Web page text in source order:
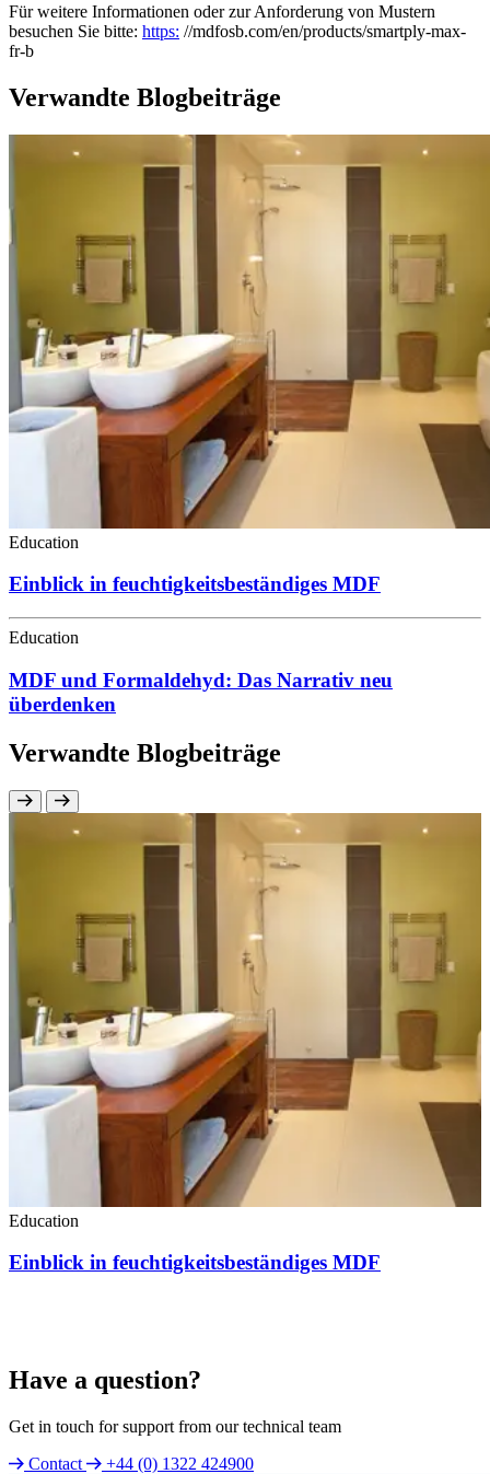
Für weitere Informationen oder zur Anforderung von Mustern
besuchen Sie bitte: https: //mdfosb.com/en/products/smartply-max-
fr-b
Verwandte Blogbeiträge
Education
Einblick in feuchtigkeitsbeständiges MDF
Education
MDF und Formaldehyd: Das Narrativ neu
überdenken
Verwandte Blogbeiträge
Education
Einblick in feuchtigkeitsbeständiges MDF
Have a question?
Get in touch for support from our technical team
Contact
+44 (0) 1322 424900